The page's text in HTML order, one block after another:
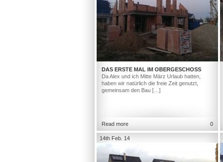
DAS ERSTE MAL IM OBERGESCHOSS
Da Alex und ich Mitte März Urlaub hatten,
haben wir natürlich die freie Zeit genutzt,
gemeinsam den Bau […]
Read more 0
14th Feb. 14